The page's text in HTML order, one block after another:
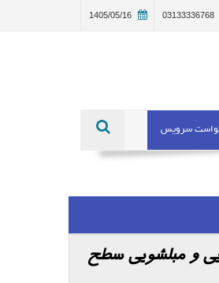
03133336768
1405/05/16
سرویس
و مبلشویی سطح